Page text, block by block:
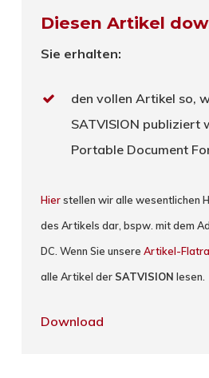
Diesen Artikel
Sie erhalten:
den vollen Artikel so,
SATVISION publiziert
Portable Document
Hierstellen wir alle wesentlichen
des Artikels dar, bspw. mit dem
DC. Wenn Sie unsereArtikel-
alle Artikel der SATVISION lesen.
Download